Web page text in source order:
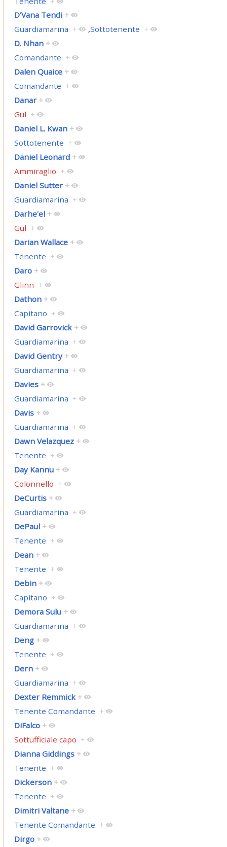
D'Vana Tendi +
Guardiamarina + ,Sottotenente +
D. Nhan +
Comandante +
Dalen Quaice +
Comandante +
Danar +
Gul +
Daniel L. Kwan +
Sottotenente +
Daniel Leonard +
Ammiraglio +
Daniel Sutter +
Guardiamarina +
Darhe'el +
Gul +
Darian Wallace +
Tenente +
Daro +
Glinn +
Dathon +
Capitano +
David Garrovick +
Guardiamarina +
David Gentry +
Guardiamarina +
Davies +
Guardiamarina +
Davis +
Guardiamarina +
Dawn Velazquez +
Tenente +
Day Kannu +
Colonnello +
DeCurtis +
Guardiamarina +
DePaul +
Tenente +
Dean +
Tenente +
Debin +
Capitano +
Demora Sulu +
Guardiamarina +
Deng +
Tenente +
Dern +
Guardiamarina +
Dexter Remmick +
Tenente Comandante +
DiFalco +
Sottufficiale capo +
Dianna Giddings +
Tenente +
Dickerson +
Tenente +
Dimitri Valtane +
Tenente Comandante +
Dirgo +